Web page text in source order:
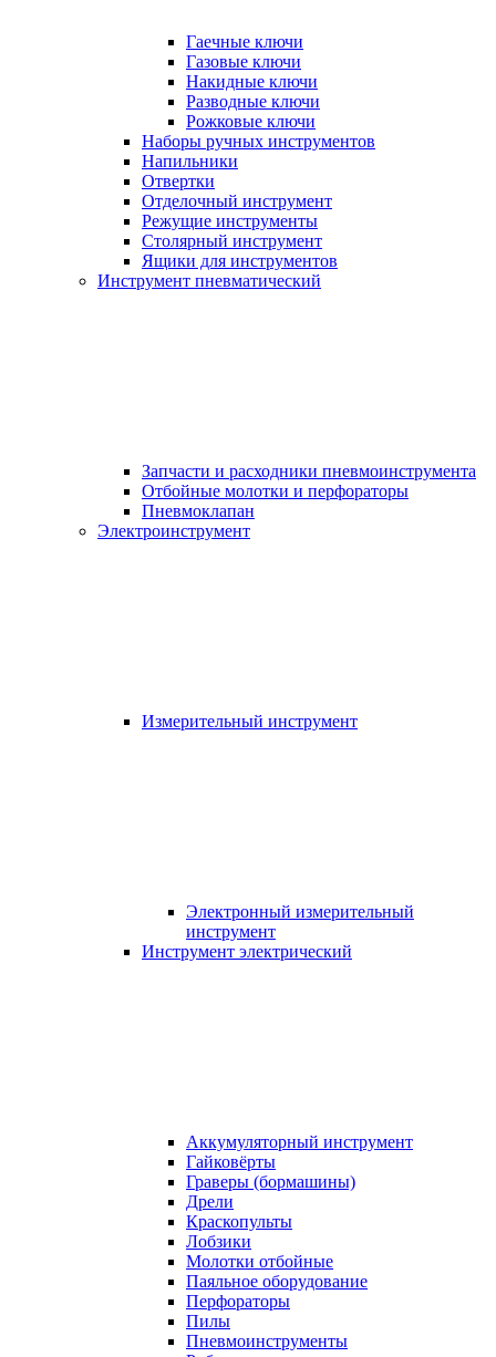
Гаечные ключи
Газовые ключи
Накидные ключи
Разводные ключи
Рожковые ключи
Наборы ручных инструментов
Напильники
Отвертки
Отделочный инструмент
Режущие инструменты
Столярный инструмент
Ящики для инструментов
Инструмент пневматический
Запчасти и расходники пневмоинструмента
Отбойные молотки и перфораторы
Пневмоклапан
Электроинструмент
Измерительный инструмент
Электронный измерительный
инструмент
Инструмент электрический
Аккумуляторный инструмент
Гайковёрты
Граверы (бормашины)
Дрели
Краскопульты
Лобзики
Молотки отбойные
Паяльное оборудование
Перфораторы
Пилы
Пневмоинструменты